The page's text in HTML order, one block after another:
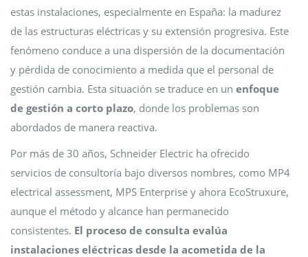
estas instalaciones, especialmente en España: la madurez
de las estructuras eléctricas y su extensión progresiva. Este
fenómeno conduce a una dispersión de la documentación
y pérdida de conocimiento a medida que el personal de
gestión cambia. Esta situación se traduce en un enfoque
de gestión a corto plazo, donde los problemas son
abordados de manera reactiva.
Por más de 30 años, Schneider Electric ha ofrecido
servicios de consultoría bajo diversos nombres, como MP4
electrical assessment, MPS Enterprise y ahora EcoStruxure,
aunque el método y alcance han permanecido
consistentes. El proceso de consulta evalúa
instalaciones eléctricas desde la acometida de la